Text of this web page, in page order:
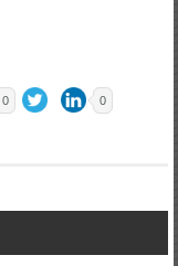
0 0